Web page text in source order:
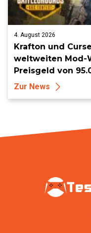
4. August 2026
Krafton und
weltweiten Mod-
Preisgeld von
Zur News